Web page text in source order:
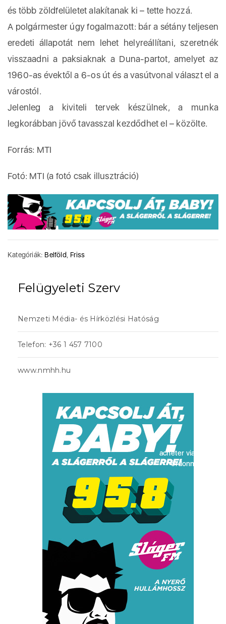
és több zöldfelületet alakítanak ki – tette hozzá.
A polgármester úgy fogalmazott: bár a sétány teljesen
eredeti állapotát nem lehet helyreállítani, szeretnék
visszaadni a paksiaknak a Duna-partot, amelyet az
1960-as évektől a 6-os út és a vasútvonal választ el a
várostól.
Jelenleg a kiviteli tervek készülnek, a munka
legkorábban jövő tavasszal kezdődhet el – közölte.
Forrás: MTI
Fotó: MTI (a fotó csak illusztráció)
Kategóriák: Belföld Friss
Felügyeleti Szerv
Nemzeti Média- és Hírközlési Hatóság
Telefon: +36 1 457 7100
www.nmhh.hu
acheter viagra sans
ordonnance